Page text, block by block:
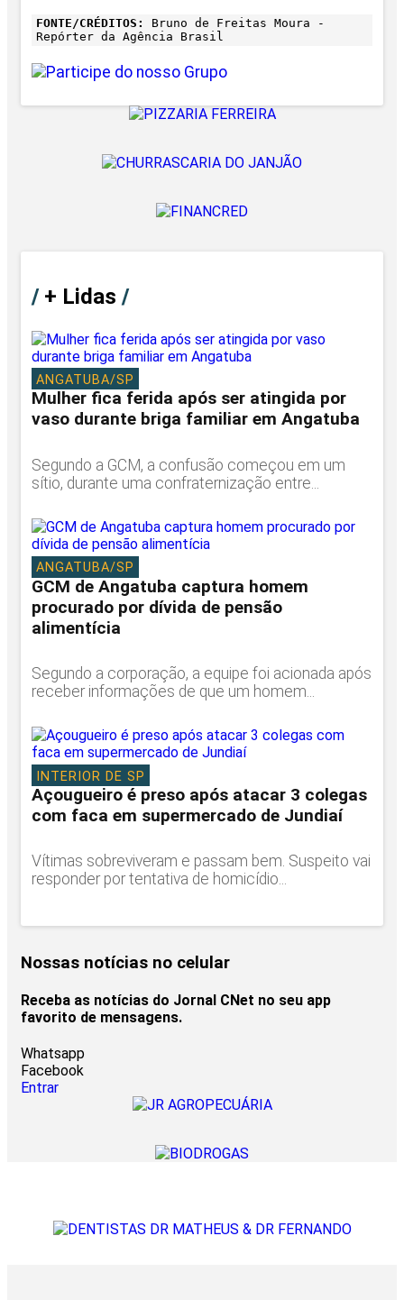
FONTE/CRÉDITOS:
Bruno de Freitas Moura -
Repórter da Agência Brasil
/+ Lidas /
ANGATUBA/SP
Mulher fica ferida após ser atingida por
vaso durante briga familiar em Angatuba
Segundo a GCM, a confusão começou em um
sítio, durante uma confraternização entre...
ANGATUBA/SP
GCM de Angatuba captura homem
procurado por dívida de pensão
alimentícia
Segundo a corporação, a equipe foi acionada após
receber informações de que um homem...
INTERIOR DE SP
Açougueiro é preso após atacar 3 colegas
com faca em supermercado de Jundiaí
Vítimas sobreviveram e passam bem. Suspeito vai
responder por tentativa de homicídio...
Nossas notícias no celular
Receba as notícias do Jornal CNet no seu app
favorito de mensagens.
Whatsapp
Facebook
Entrar